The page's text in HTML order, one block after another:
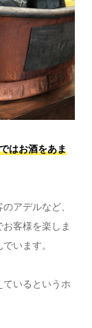
はお酒をあま
アデルなど、
客様を楽しま
います。
いるというホ